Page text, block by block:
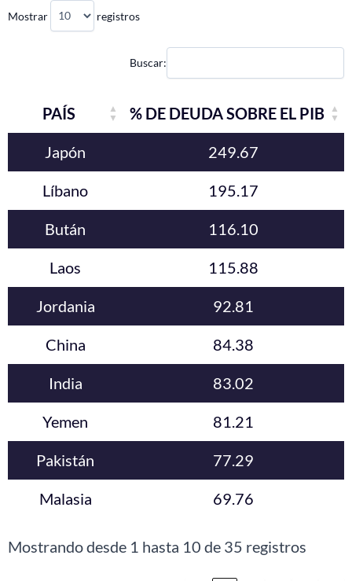
Mostrar registros
Buscar:
PAÍS % DE DEUDA SOBRE EL PIB
Japón 249.67
Líbano 195.17
Bután 116.10
Laos 115.88
Jordania 92.81
China 84.38
India 83.02
Yemen 81.21
Pakistán 77.29
Malasia 69.76
Mostrando desde 1 hasta 10 de 35 registros